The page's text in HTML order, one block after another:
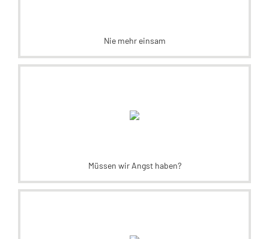
Nie mehr einsam
Müssen wir Angst haben?